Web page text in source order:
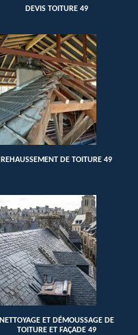
DEVIS TOITURE 49
REHAUSSEMENT DE TOITURE 49
NETTOYAGE ET DÉMOUSSAGE DE
TOITURE ET FAÇADE 49